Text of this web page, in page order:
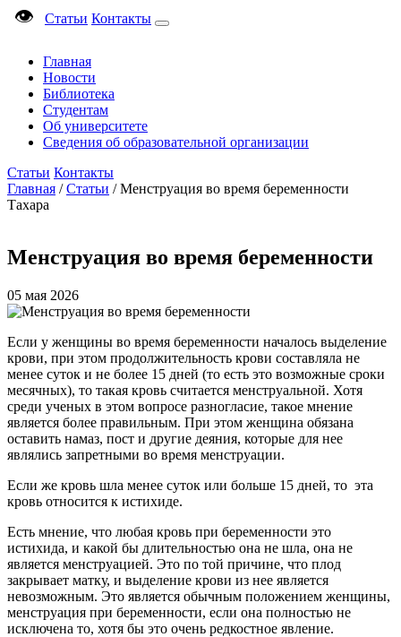
👁 Статьи Контакты
Главная
Новости
Библиотека
Студентам
Об университете
Сведения об образовательной организации
Статьи Контакты
Главная / Статьи / Менструация во время беременности
Тахара
Менструация во время беременности
05 мая 2026
Если у женщины во время беременности началось выделение
крови, при этом продолжительность крови составляла не
менее суток и не более 15 дней (то есть это возможные сроки
месячных), то такая кровь считается менструальной. Хотя
среди ученых в этом вопросе разногласие, такое мнение
является более правильным. При этом женщина обязана
оставить намаз, пост и другие деяния, которые для нее
являлись запретными во время менструации.
Если же кровь шла менее суток или больше 15 дней, то эта
кровь относится к истихиде.
Есть мнение, что любая кровь при беременности это
истихида, и какой бы длительностью она не шла, она не
является менструацией. Это по той причине, что плод
закрывает матку, и выделение крови из нее является
невозможным. Это является обычным положением женщины,
менструация при беременности, если она полностью не
исключена то, хотя бы это очень редкостное явление.